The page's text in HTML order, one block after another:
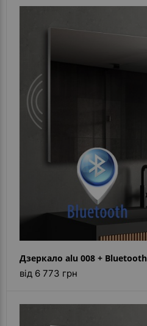
Дзеркало alu 008 + Bluetooth
від 6 773 грн